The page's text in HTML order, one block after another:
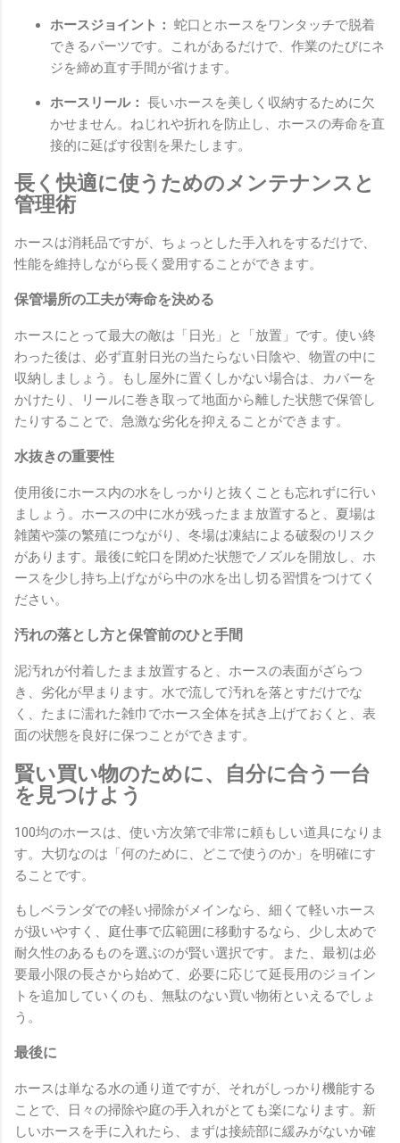
ホースジョイント： 蛇口とホースをワンタッチで脱着
できるパーツです。これがあるだけで、作業のたびにネ
ジを締め直す手間が省けます。
ホースリール： 長いホースを美しく収納するために欠
かせません。ねじれや折れを防止し、ホースの寿命を直
接的に延ばす役割を果たします。
長く快適に使うためのメンテナンスと
管理術
ホースは消耗品ですが、ちょっとした手入れをするだけで、
性能を維持しながら長く愛用することができます。
保管場所の工夫が寿命を決める
ホースにとって最大の敵は「日光」と「放置」です。使い終
わった後は、必ず直射日光の当たらない日陰や、物置の中に
収納しましょう。もし屋外に置くしかない場合は、カバーを
かけたり、リールに巻き取って地面から離した状態で保管し
たりすることで、急激な劣化を抑えることができます。
水抜きの重要性
使用後にホース内の水をしっかりと抜くことも忘れずに行い
ましょう。ホースの中に水が残ったまま放置すると、夏場は
雑菌や藻の繁殖につながり、冬場は凍結による破裂のリスク
があります。最後に蛇口を閉めた状態でノズルを開放し、ホ
ースを少し持ち上げながら中の水を出し切る習慣をつけてく
ださい。
汚れの落とし方と保管前のひと手間
泥汚れが付着したまま放置すると、ホースの表面がざらつ
き、劣化が早まります。水で流して汚れを落とすだけでな
く、たまに濡れた雑巾でホース全体を拭き上げておくと、表
面の状態を良好に保つことができます。
賢い買い物のために、自分に合う一台
を見つけよう
100均のホースは、使い方次第で非常に頼もしい道具になりま
す。大切なのは「何のために、どこで使うのか」を明確にす
ることです。
もしベランダでの軽い掃除がメインなら、細くて軽いホース
が扱いやすく、庭仕事で広範囲に移動するなら、少し太めで
耐久性のあるものを選ぶのが賢い選択です。また、最初は必
要最小限の長さから始めて、必要に応じて延長用のジョイン
トを追加していくのも、無駄のない買い物術といえるでしょ
う。
最後に
ホースは単なる水の通り道ですが、それがしっかり機能する
ことで、日々の掃除や庭の手入れがとても楽になります。新
しいホースを手に入れたら、まずは接続部に緩みがないか確